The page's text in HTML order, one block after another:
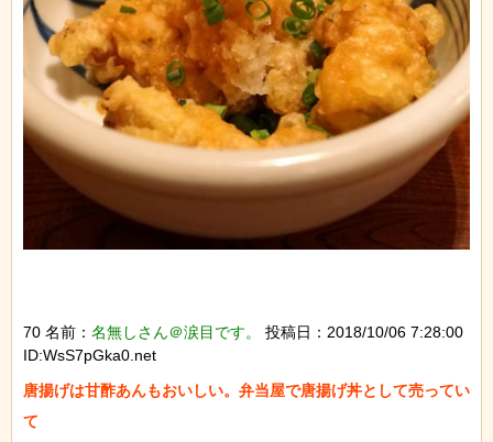
70 名前： 名無しさん＠涙目です。
投稿日：2018/10/06 7:28:00
ID:WsS7pGka0.net
唐揚げは甘酢あんもおいしい。弁当屋で唐揚げ丼として売ってい
て